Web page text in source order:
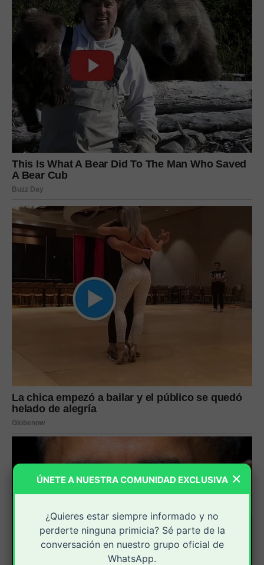
×
ÚNETE A NUESTRA COMUNIDAD EXCLUSIVA
¿Quieres estar siempre informado y no
perderte ninguna primicia? Sé parte de la
conversación en nuestro grupo oficial de
WhatsApp.